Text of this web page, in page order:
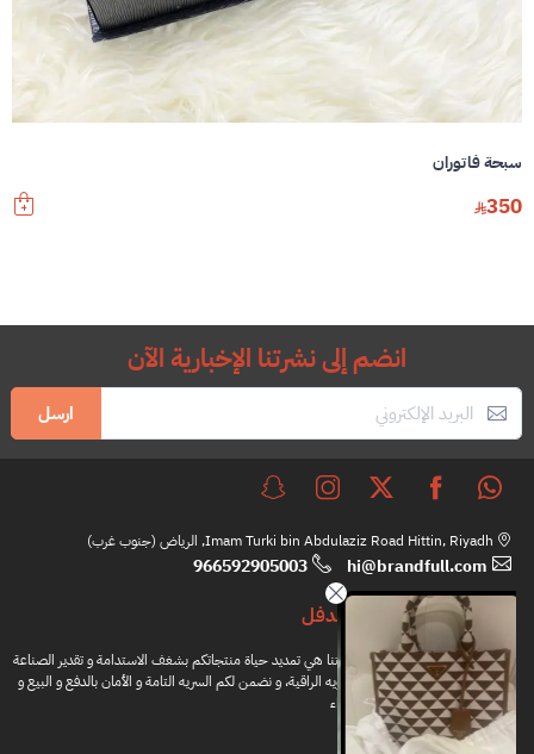
سبحة فاتوران
350
انضم إلى نشرتنا الإخبارية الآن
ارسل
Imam Turki bin Abdulaziz Road Hittin, Riyadh, الرياض (جنوب غرب)
hi@brandfull.com
966592905003
براندفل
مهمتنا هي تمديد حياة منتجاتكم بشغف الاستدامة و تقدير الصناعة
اليدويه الراقية، و نضمن لكم السريه التامة و الأمان بالدفع و البيع و
الشراء